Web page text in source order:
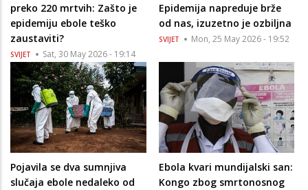
preko 220 mrtvih: Zašto je
epidemiju ebole teško
zaustaviti?
SVIJET Sat, 30 May 2026 - 19:14
Epidemija napreduje brže
od nas, izuzetno je ozbiljna
SVIJET Mon, 25 May 2026 - 19:52
Pojavila se dva sumnjiva
slučaja ebole nedaleko od
Ebola kvari mundijalski san:
Kongo zbog smrtonosnog